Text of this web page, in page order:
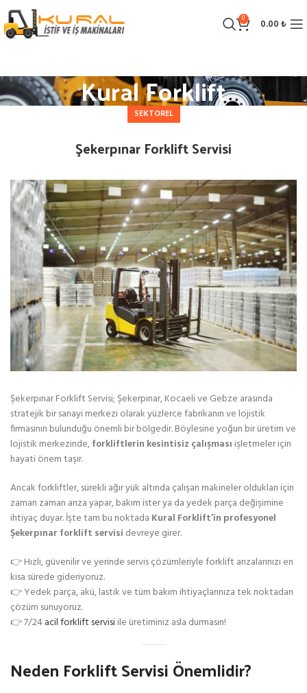
0 0.00₺
Kural Forklift
SEKTOREL
Şekerpınar Forklift Servisi
Şekerpınar Forklift Servisi; Şekerpınar, Kocaeli ve Gebze arasında
stratejik bir sanayi merkezi olarak yüzlerce fabrikanın ve lojistik
firmasının bulunduğu önemli bir bölgedir. Böylesine yoğun bir üretim ve
lojistik merkezinde,forkliftlerin kesintisiz çalışması işletmeler için
hayati önem taşır.
Ancak forkliftler, sürekli ağır yük altında çalışan makineler oldukları için
zaman zaman arıza yapar, bakım ister ya da yedek parça değişimine
ihtiyaç duyar. İşte tam bu noktada Kural Forklift’in profesyonel
Şekerpınar forklift servisi devreye girer.
👉 Hızlı, güvenilir ve yerinde servis çözümleriyle forklift arızalarınızı en
kısa sürede gideriyoruz.
👉 Yedek parça, akü, lastik ve tüm bakım ihtiyaçlarınıza tek noktadan
çözüm sunuyoruz.
👉 7/24acil forklift servisiile üretiminiz asla durmasın!
Neden Forklift Servisi Önemlidir?